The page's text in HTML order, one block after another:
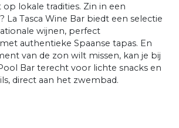
lokale tradities. Zin in een
La Tasca Wine Bar biedt een selectie
wijnen, perfect
authentieke Spaanse tapas. En
van de zon wilt missen, kan je bij
Bar terecht voor lichte snacks en
direct aan het zwembad.